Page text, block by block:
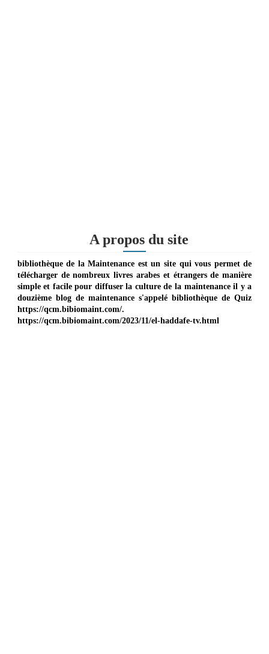
A propos du site
bibliothèque de la Maintenance est un site qui vous permet de
télécharger de nombreux livres arabes et étrangers de manière
simple et facile pour diffuser la culture de la maintenance il y a
douzième blog de maintenance s'appelé bibliothèque de Quiz
https://qcm.bibiomaint.com/.
https://qcm.bibiomaint.com/2023/11/el-haddafe-tv.html